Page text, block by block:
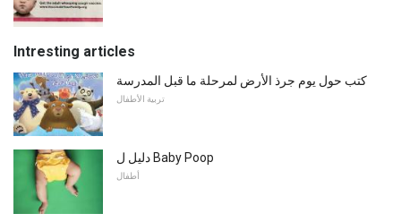
Intresting articles
كتب حول يوم جرذ الأرض لمرحلة ما قبل المدرسة
تربية الأطفال
دليل ل Baby Poop
أطفال